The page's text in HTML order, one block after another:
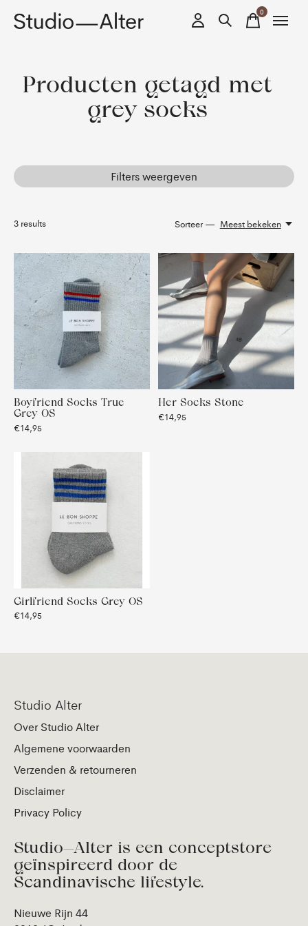
0items
Producten getagd met
grey socks
Filters weergeven
3 results Sorteer — Meest bekeken
Boyfriend Socks True
Grey OS
€14,95
Her Socks Stone
€14,95
Girlfriend Socks Grey OS
€14,95
Studio Alter
Over Studio Alter
Algemene voorwaarden
Verzenden & retourneren
Disclaimer
Privacy Policy
Studio—Alter is een conceptstore
geïnspireerd door de
Scandinavische lifestyle.
Nieuwe Rijn 44